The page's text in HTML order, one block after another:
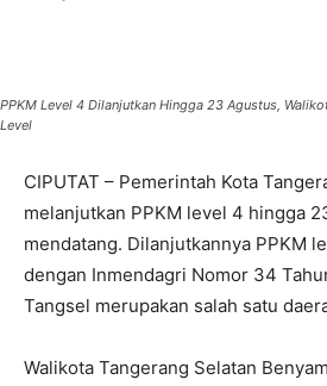
PPKM Level 4 Dilanjutkan Hingga 23 Agustus,
Level
CIPUTAT – Pemerintah Kota
melanjutkan PPKM level 4 hingga
mendatang. Dilanjutkannya PPKM
dengan Inmendagri Nomor 34
Tangsel merupakan salah satu
Walikota Tangerang Selatan